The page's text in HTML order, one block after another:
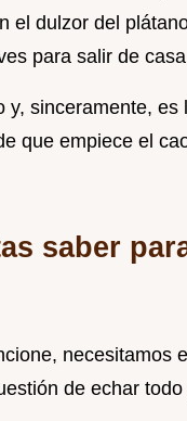
el dulzor del
para salir de
y, sinceramente,
que empiece el
saber
necesitamos
de echar